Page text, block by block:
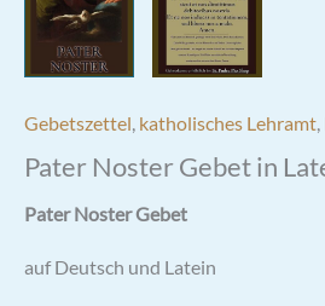
Gebetszettel, katholisches Lehramt,
Pater Noster Gebet in
Pater Noster Gebet
auf Deutsch und Latein